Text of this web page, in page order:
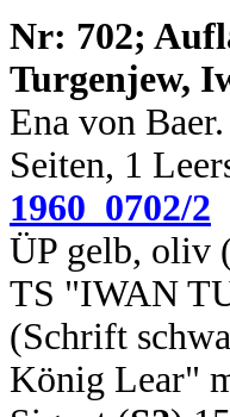
Nr: 702;
Turgenjew,
Ena von
Seiten, 1
1960_0702/2
ÜP gelb, oliv
TS "IWAN
(Schrift
König Lear"